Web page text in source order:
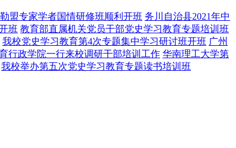
盟专家学者国情研修班顺利开班 务川自治县2021年中
班 教育部直属机关党员干部党史学习教育专题培训班
我校党史学习教育第4次专题集中学习研讨班开班 广州
行政学院一行来校调研干部培训工作 华南理工大学第
我校举办第五次党史学习教育专题读书培训班